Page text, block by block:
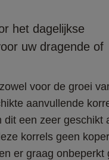
het dagelijkse
uw dragende of
voor de groei
aanvullende
een zeer geschikt
korrels geen
er graag onbeperkt